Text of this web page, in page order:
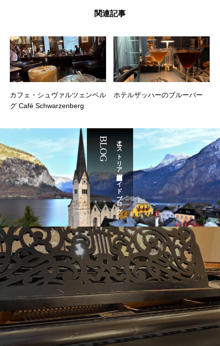
関連記事
カフェ・シュヴァルツェンベル
グ Café Schwarzenberg
ホテルザッハーのブルーバー
オーストリア国家公認ガイドブログ
BLOG